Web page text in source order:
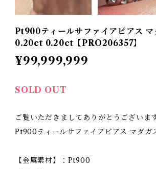
Pt900ティールサファイアピアス
0.20ct 0.20ct【PRO206357】
¥99,999,999
SOLD OUT
ご覧いただきましてありがとうございます
Pt900ティールサファイアピアス マダガ
【金属素材】：Pt900